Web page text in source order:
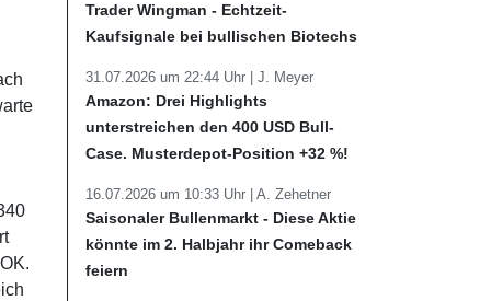
Trader Wingman - Echtzeit-
Kaufsignale bei bullischen Biotechs
31.07.2026 um 22:44 Uhr | J. Meyer
Amazon: Drei Highlights
unterstreichen den 400 USD Bull-
Case. Musterdepot-Position +32 %!
16.07.2026 um 10:33 Uhr | A. Zehetner
Saisonaler Bullenmarkt - Diese Aktie
könnte im 2. Halbjahr ihr Comeback
feiern